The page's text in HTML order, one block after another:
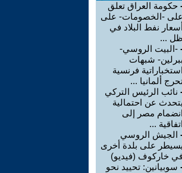
حكومة العراق تعلق
على -الخصومات- على
أسعار نفط البلاد في
ظل ...
-البيت الروسي-
ببرلين- شبهات
استخباراتية فرنسية
ألمانيا ...
نائب الرئيس التركي
يتحدث عن احتمالية
انضمام مصر إلى
اتفاقية ...
الجيش الروسي
يسيطر على بلدة أخرى
في خاركوف (فيديو)
سوبيانين: تحييد نحو